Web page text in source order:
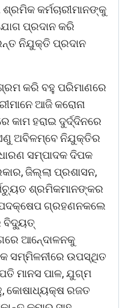
କର୍ମଚାରୀମାନଙ୍କୁ
ପ୍ରଦାନ କରି
ନିଯୁକ୍ତି ପ୍ରଦାନ
କରି ବହୁ ପରିମାଣରେ
ଆଜି କରୋନା
କାମ ହରାଇ ଦୁର୍ଦ୍ଦିନରେ
ଅବିଳମ୍ବେ ନିଯୁକ୍ତିର
ସମ୍ପାଦକ ଦିପକ
ଜିଲ୍ଲା ପ୍ରଶାସନ,
ଶ୍ରମିକମାନଙ୍କର
ଗ୍ରହଣନକଲେ
ବିଦୁ୍ୟତ୍
ଆନେ୍ଦାଳନକୁ
ସମ୍ମିଳନୀରେ ଉପସ୍ଥିତ
ମାନସ ପାଳ, ଯୁଗ୍ମ
କୋଷାଧ୍ୟକ୍ଷ ରଜତ